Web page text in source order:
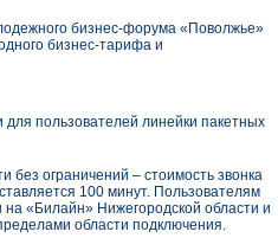
бизнес-форума «Поволжье»
бизнес-тарифа и
пользователей линейки пакетных
ограничений – стоимость звонка
100 минут. Пользователям
«Билайн» Нижегородской области и
области подключения.